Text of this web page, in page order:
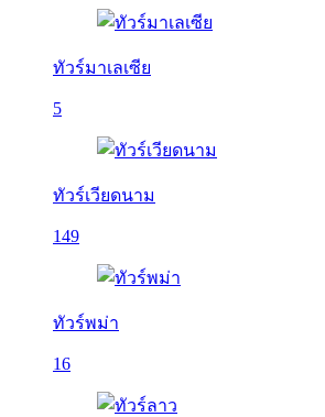
ทัวร์มาเลเซีย
5
ทัวร์เวียดนาม
149
ทัวร์พม่า
16